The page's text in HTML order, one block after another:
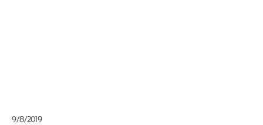
9/8/2019